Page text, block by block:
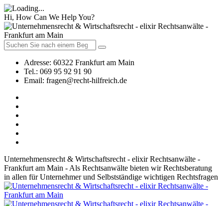
Hi, How Can We Help You?
Adresse: 60322 Frankfurt am Main
Tel.: 069 95 92 91 90
Email: fragen@recht-hilfreich.de
Unternehmensrecht & Wirtschaftsrecht - elixir Rechtsanwälte -
Frankfurt am Main - Als Rechtsanwälte bieten wir Rechtsberatung
in allen für Unternehmer und Selbstständige wichtigen Rechtsfragen